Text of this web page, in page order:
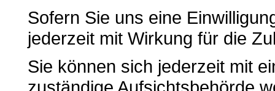
Sofern Sie uns eine
jederzeit mit Wirkung für die
Sie können sich jederzeit mit